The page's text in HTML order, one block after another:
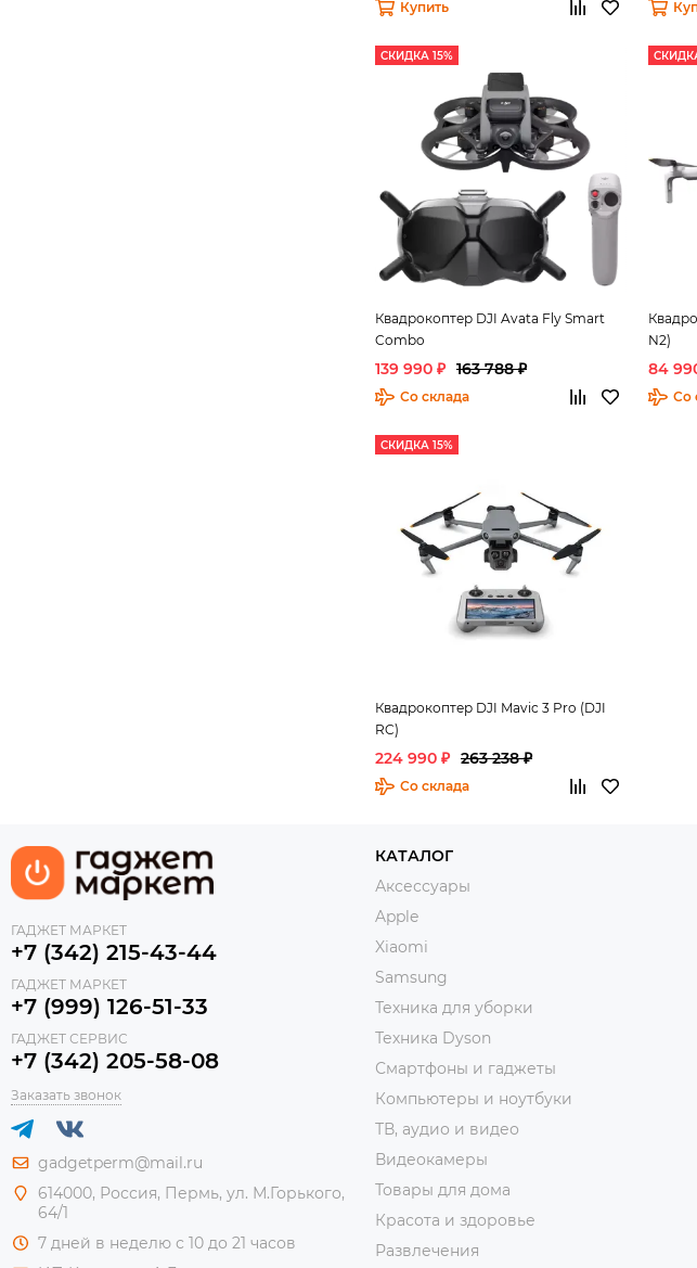
Купить
СКИДКА 15%
Квадрокоптер DJI Avata Fly Smart
Combo
139 990 ₽ 163 788 ₽
Со склада
N2)
84
Со
СКИДКА 15%
Квадрокоптер DJI Mavic 3 Pro (DJI
RC)
224 990 ₽ 263 238 ₽
Со склада
ГАДЖЕТ МАРКЕТ
+7 (342) 215-43-44
ГАДЖЕТ МАРКЕТ
+7 (999) 126-51-33
ГАДЖЕТ СЕРВИС
+7 (342) 205-58-08
Заказать звонок
gadgetperm@mail.ru
614000, Россия, Пермь, ул. М.Горького,
64/1
7 дней в неделю с 10 до 21 часов
КАТАЛОГ
Аксессуары
Apple
Xiaomi
Samsung
Техника для уборки
Техника Dyson
Смартфоны и гаджеты
Компьютеры и ноутбуки
ТВ, аудио и видео
Видеокамеры
Товары для дома
Красота и здоровье
Развлечения